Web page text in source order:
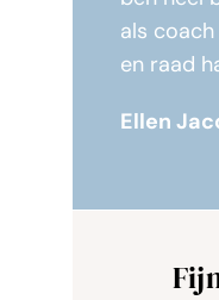
als
en raad
Ellen